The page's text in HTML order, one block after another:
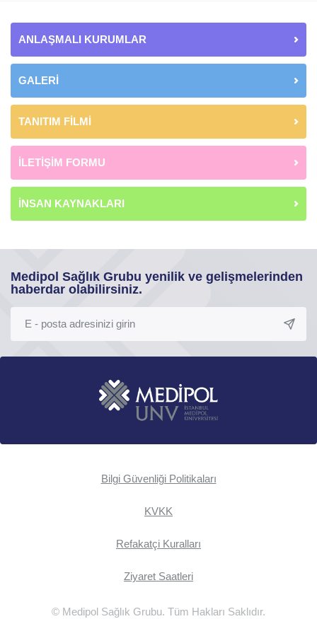
ANLAŞMALI KURUMLAR
GALERİ
TANITIM FİLMİ
İLETİŞİM FORMU
İNSAN KAYNAKLARI
Medipol Sağlık Grubu yenilik ve gelişmelerinden
haberdar olabilirsiniz.
Bilgi Güvenliği Politikaları
KVKK
Refakatçi Kuralları
Ziyaret Saatleri
© Medipol Sağlık Grubu. Tüm Hakları Saklıdır.